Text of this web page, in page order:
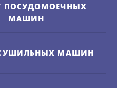
ПОСУДОМОЕЧНЫХ
МАШИН
МАШИН